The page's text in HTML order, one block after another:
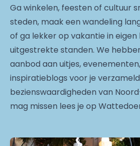
Ga winkelen, feesten of cultuur
steden, maak een wandeling
of ga lekker op vakantie in eigen
uitgestrekte standen. We
aanbod aan uitjes,
inspiratieblogs voor je
bezienswaardigheden van
mag missen lees je op